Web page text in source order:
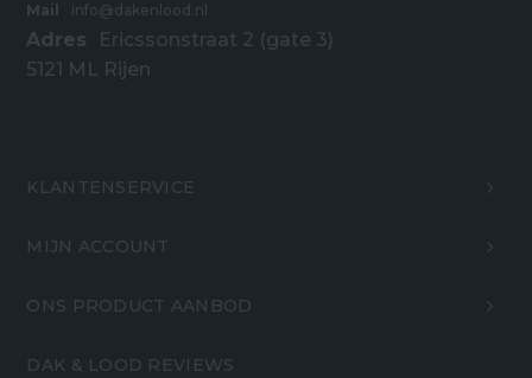
Mail
info@dakenlood.nl
Adres
Ericssonstraat 2 (gate 3)
5121 ML Rijen
KLANTENSERVICE
MIJN ACCOUNT
ONS PRODUCT AANBOD
DAK & LOOD REVIEWS